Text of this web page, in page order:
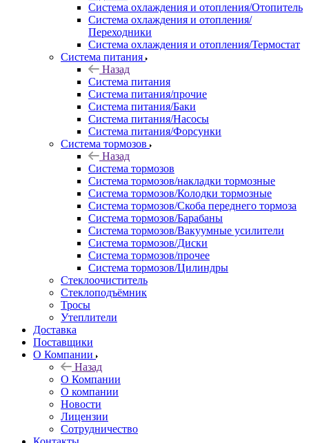
Система охлаждения и отопления/Отопитель
Система охлаждения и отопления/
Переходники
Система охлаждения и отопления/Термостат
Система питания
Назад
Система питания
Система питания/прочие
Система питания/Баки
Система питания/Насосы
Система питания/Форсунки
Система тормозов
Назад
Система тормозов
Система тормозов/накладки тормозные
Система тормозов/Колодки тормозные
Система тормозов/Скоба переднего тормоза
Система тормозов/Барабаны
Система тормозов/Вакуумные усилители
Система тормозов/Диски
Система тормозов/прочее
Система тормозов/Цилиндры
Стеклоочиститель
Стеклоподъёмник
Тросы
Утеплители
Доставка
Поставщики
О Компании
Назад
О Компании
О компании
Новости
Лицензии
Сотрудничество